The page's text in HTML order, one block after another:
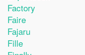
Factory
Faire
Fajaru
Fille